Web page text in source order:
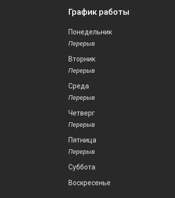
График работы
Понедельник
Вторник
Среда
Четверг
Пятница
Суббота
Воскресенье